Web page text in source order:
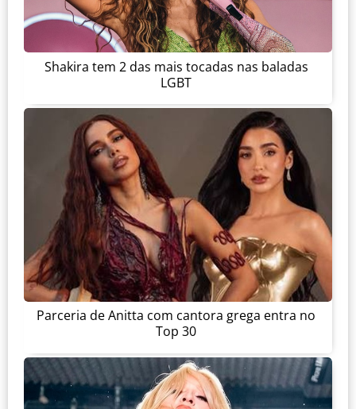
Shakira tem 2 das mais tocadas nas baladas
LGBT
Parceria de Anitta com cantora grega entra no
Top 30